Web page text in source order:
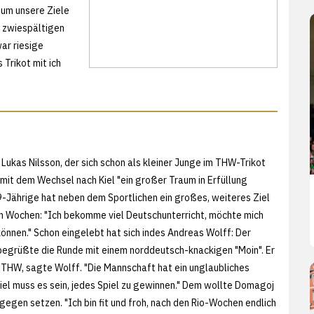
unsere Ziele
zwiespältigen
riesige
Trikot mit ich
Nilsson, der sich schon als kleiner Junge im THW-Trikot
dem Wechsel nach Kiel "ein großer Traum in Erfüllung
Jährige hat neben dem Sportlichen ein großes, weiteres Ziel
Wochen: "Ich bekomme viel Deutschunterricht, möchte mich
Schon eingelebt hat sich indes Andreas Wolff: Der
die Runde mit einem norddeutsch-knackigen "Moin". Er
sagte Wolff. "Die Mannschaft hat ein unglaubliches
muss es sein, jedes Spiel zu gewinnen." Dem wollte Domagoj
setzen. "Ich bin fit und froh, nach den Rio-Wochen endlich